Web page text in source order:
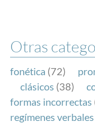
Otras
fonética (72)
clásicos (38)
formas incorrectas
regímenes verbales